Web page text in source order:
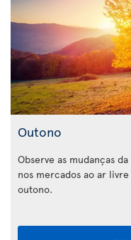
Outono
Observe as mudanças
nos mercados ao ar
outono.